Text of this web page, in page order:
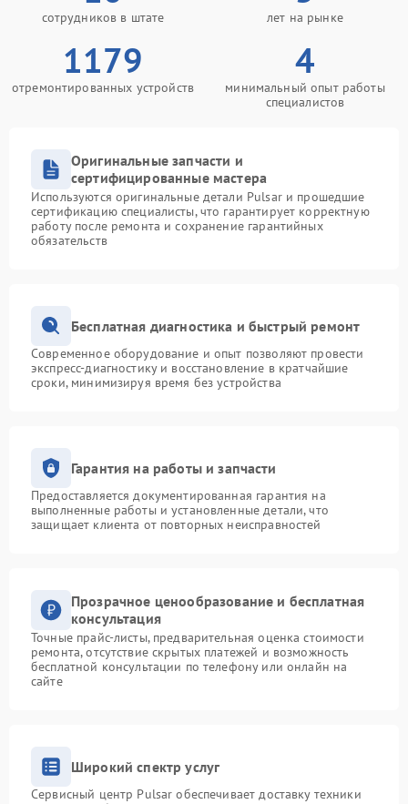
сотрудников в штате лет на рынке
1179
отремонтированных устройств
4
минимальный опыт работы
специалистов
Оригинальные запчасти и
сертифицированные мастера
Используются оригинальные детали Pulsar и прошедшие
сертификацию специалисты, что гарантирует корректную
работу после ремонта и сохранение гарантийных
обязательств
Бесплатная диагностика и быстрый ремонт
Современное оборудование и опыт позволяют провести
экспресс-диагностику и восстановление в кратчайшие
сроки, минимизируя время без устройства
Гарантия на работы и запчасти
Предоставляется документированная гарантия на
выполненные работы и установленные детали, что
защищает клиента от повторных неисправностей
Прозрачное ценообразование и бесплатная
консультация
Точные прайс-листы, предварительная оценка стоимости
ремонта, отсутствие скрытых платежей и возможность
бесплатной консультации по телефону или онлайн на
сайте
Широкий спектр услуг
Сервисный центр Pulsar обеспечивает доставку техники